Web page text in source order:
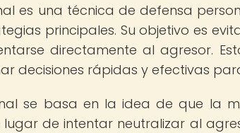
es una técnica de defensa
principales. Su objetivo es
directamente al agresor.
decisiones rápidas y efectivas
se basa en la idea de que la
lugar de intentar neutralizar al